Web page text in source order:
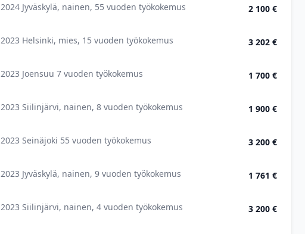
2024 Jyväskylä, nainen, 55 vuoden työkokemus 2 100 €
2023 Helsinki, mies, 15 vuoden työkokemus 3 202 €
2023 Joensuu 7 vuoden työkokemus 1 700 €
2023 Siilinjärvi, nainen, 8 vuoden työkokemus 1 900 €
2023 Seinäjoki 55 vuoden työkokemus 3 200 €
2023 Jyväskylä, nainen, 9 vuoden työkokemus 1 761 €
2023 Siilinjärvi, nainen, 4 vuoden työkokemus 3 200 €